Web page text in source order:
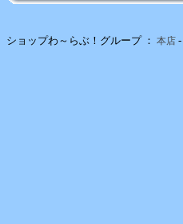
ショップわ～らぶ！グループ ： 本店 -